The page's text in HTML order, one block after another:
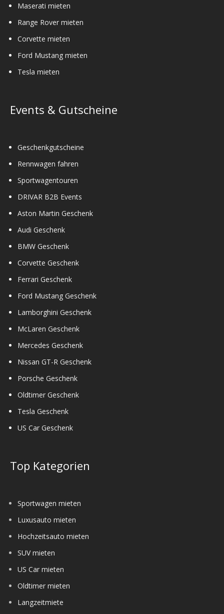
Maserati mieten
Range Rover mieten
Corvette mieten
Ford Mustang mieten
Tesla mieten
Events & Gutscheine
Geschenkgutscheine
Rennwagen fahren
Sportwagentouren
DRIVAR B2B Events
Aston Martin Geschenk
Audi Geschenk
BMW Geschenk
Corvette Geschenk
Ferrari Geschenk
Ford Mustang Geschenk
Lamborghini Geschenk
McLaren Geschenk
Mercedes Geschenk
Nissan GT-R Geschenk
Porsche Geschenk
Oldtimer Geschenk
Tesla Geschenk
US Car Geschenk
Top Kategorien
Sportwagen mieten
Luxusauto mieten
Hochzeitsauto mieten
SUV mieten
US Car mieten
Oldtimer mieten
Langzeitmiete